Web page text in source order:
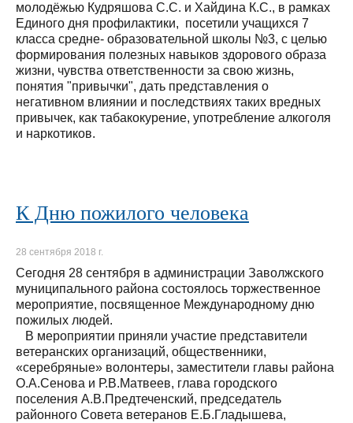
молодёжью Кудряшова С.С. и Хайдина К.С., в рамках
Единого дня профилактики, посетили учащихся 7
класса средне- образовательной школы №3, с целью
формирования полезных навыков здорового образа
жизни, чувства ответственности за свою жизнь,
понятия "привычки", дать представления о
негативном влиянии и последствиях таких вредных
привычек, как табакокурение, употребление алкоголя
и наркотиков.
К Дню пожилого человека
28 сентября 2018 г.
Сегодня 28 сентября в администрации Заволжского
муниципального района состоялось торжественное
мероприятие, посвященное Международному дню
пожилых людей.
В мероприятии приняли участие представители
ветеранских организаций, общественники,
«серебряные» волонтеры, заместители главы района
О.А.Сенова и Р.В.Матвеев, глава городского
поселения А.В.Предтеченский, председатель
районного Совета ветеранов Е.Б.Гладышева,